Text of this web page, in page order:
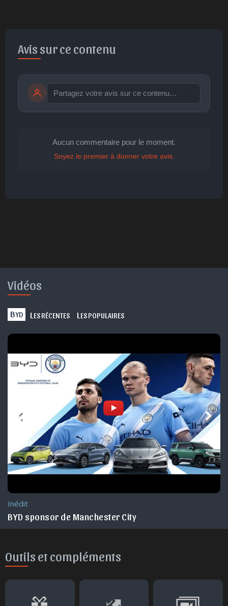
Avis sur ce contenu
publication immédiate Publier
Aucun commentaire pour le moment.
Soyez le premier à donner votre avis.
Vidéos
BYD L ES RÉCENTES L ES POPULAIRES
Inédit
BYD sponsor de Manchester City
Outils et compléments